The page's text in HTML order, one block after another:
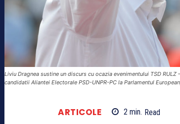
Liviu Dragnea sustine un discurs cu ocazia evenimentului TSD
candidatii Aliantei Electorale PSD-UNPR-PC la Parlamentul
ARTICOLE 2 min. Read